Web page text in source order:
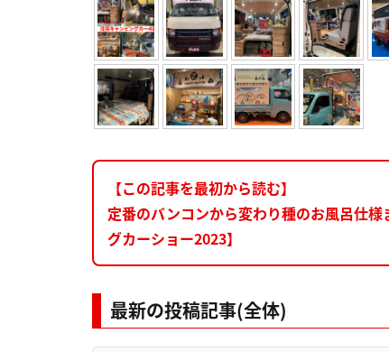
【この記事を最初から読む】
定番のバンコンから変わり種のお風呂仕
グカーショー2023】
最新の投稿記事(全体)